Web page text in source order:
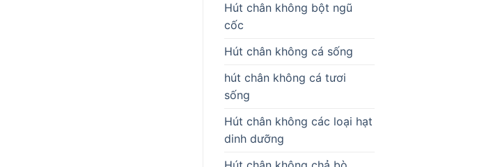
Hút chân không bột ngũ
cốc
Hút chân không cá sống
hút chân không cá tươi
sống
Hút chân không các loại hạt
dinh dưỡng